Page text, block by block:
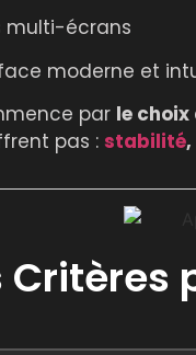
multi-écrans
moderne et
par le
pas : stabilité
Critères